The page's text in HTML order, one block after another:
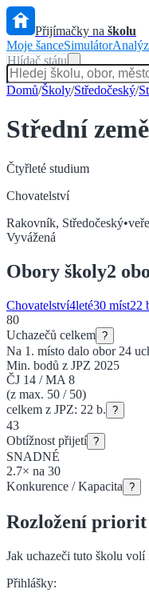
Přijímačky na školu
Moje šanceSimulátor
Hlídač státu
Domů/Školy/Středočeský/
Střední
Čtyřleté studium
Chovatelství
Rakovník, Středočeský•
Vyvážená
Obory školy2
Chovatelství4leté30 míst22
80
Uchazečů celkem ?
Na 1. místo dalo obor 24
Min. bodů z JPZ 2025
ČJ 14 /MA 8
(z max. 50 / 50)
celkem z JPZ: 22 b. ?
43
Obtížnost přijetí ?
SNADNÉ
2.7× na 30
Konkurence / Kapacita ?
Rozložení priorit
Jak uchazeči tuto školu volí
Přihlášky: